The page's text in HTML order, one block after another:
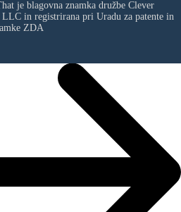
je blagovna znamka družbe Clever
LLCin registrirana pri Uradu za patente in
ZDA